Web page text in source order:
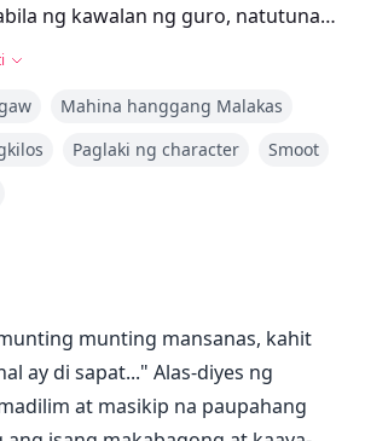
ng kawalan ng guro, natutunan
medisina at nagbukas ng isang
sa pakikipaglaban, kundi pati na
medikal na hindi pa nakikita. Ang
pumunta sa kanyang klinika...
Mahina hanggang Malakas
Paglaki ng character
Smoot
munting mansanas, kahit
ay di sapat..." Alas-diyes ng
at masikip na paupahang